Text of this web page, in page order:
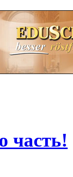
часть!